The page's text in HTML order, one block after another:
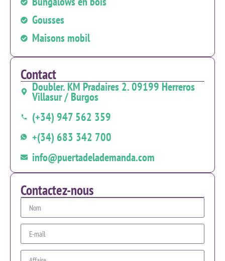
Gousses
Maisons mobil
Contact
Doubler. KM Pradaires 2. 09199 Herreros
Villasur / Burgos
(+34) 947 562 359
+(34) 683 342 700
info@puertadelademanda.com
Contactez-nous